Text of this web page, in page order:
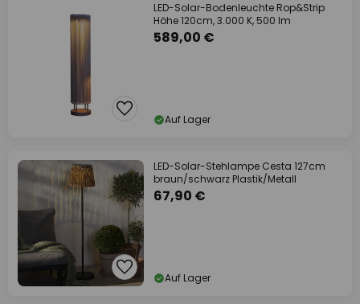
LED-Solar-Bodenleuchte Rop&Strip
Höhe 120cm, 3.000 K, 500 lm
589,00 €
Auf Lager
LED-Solar-Stehlampe Cesta 127cm
braun/schwarz Plastik/Metall
67,90 €
Auf Lager